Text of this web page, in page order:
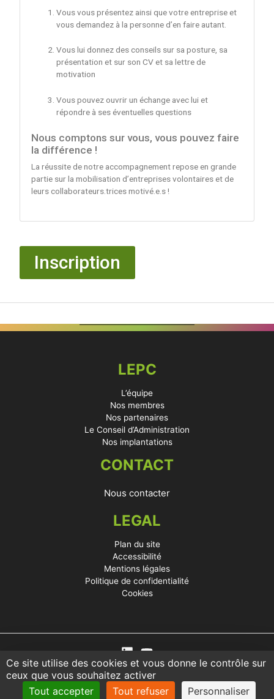
Ce site utilise des cookies et vous donne le contrôle sur
ceux que vous souhaitez activer
Tout accepter
Tout refuser Personnaliser
Vous vous présentez ainsi que votre entreprise et
vous demandez à la personne d’en faire autant.
Vous lui donnez des conseils sur sa posture, sa
présentation et sur son CV et sa lettre de
motivation
Vous pouvez ouvrir un échange avec lui et
répondre à ses éventuelles questions
Nous comptons sur vous, vous pouvez faire
la différence !
La réussite de notre accompagnement repose en grande
partie sur la mobilisation d’entreprises volontaires et de
leurs collaborateurs.trices motivé.e.s !
Inscription
LEPC
L’équipe
Nos membres
Nos partenaires
Le Conseil d’Administration
Nos implantations
CONTACT
Nous contacter
LEGAL
Plan du site
Accessibilité
Mentions légales
Politique de confidentialité
Cookies